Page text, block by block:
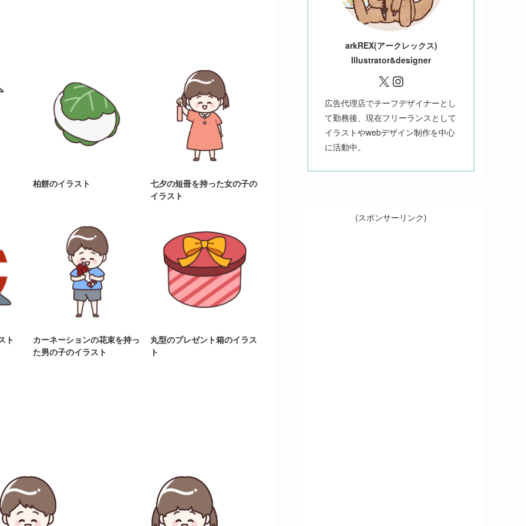
柏餅のイラスト
七夕の短冊を持った女の子の
イラスト
ト
カーネーションの花束を持っ
た男の子のイラスト
丸型のプレゼント箱のイラス
ト
arkREX(アークレックス)
Illustrator&designer
X Instagram
広告代理店でチーフデザイナーとし
て勤務後、現在フリーランスとして
イラストやwebデザイン制作を中心
に活動中。
(スポンサーリンク)